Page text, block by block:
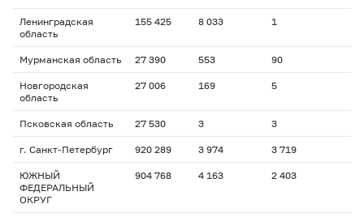
Ленинградская
область
155 425 8 033 1
Мурманская область 27 390 553 90
Новгородская
область
27 006 169 5
Псковская область 27 530 3 3
г. Санкт-Петербург 920 289 3 974 3 719
ЮЖНЫЙ
ФЕДЕРАЛЬНЫЙ
ОКРУГ
904 768 4 163 2 403